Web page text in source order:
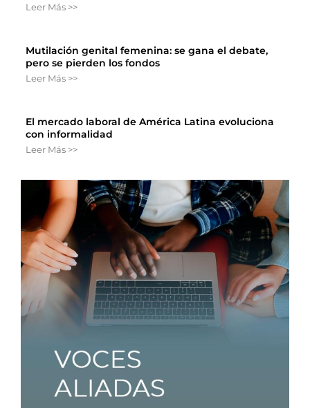
Leer Más >>
Mutilación genital femenina: se gana el debate,
pero se pierden los fondos
Leer Más >>
El mercado laboral de América Latina evoluciona
con informalidad
Leer Más >>